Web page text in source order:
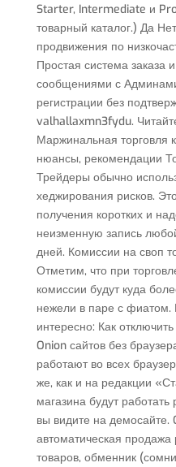
Starter, Intermediate и
товарный каталог.) Да
продвижения по
Простая система
сообщениями с
регистрации без
valhallaxmn3fydu.
Маржинальная торговля
нюансы, рекомендации
Трейдеры обычно
хеджирования рисков.
получения коротких и
неизменную запись
дней. Комиссии на своп
Отметим, что при
комиссии будут куда
нежели в паре с фиатом.
интересно: Как
Onion сайтов без
работают во всех
же, как и на редакции
магазина будут
вы видите на демосайте.
автоматическая
товаров, обменник